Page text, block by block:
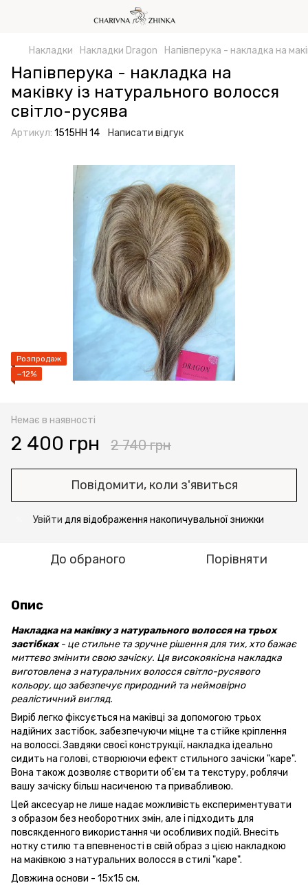
Накладки Накладки Dragon Напівперука - накладка на
Напівперука - накладка на
маківку із натурального волосся
світло-русява
Артикул: 1515HH 14 Написати відгук
Розпродаж
−12%
Немає в наявності
2 400 грн 2 740 грн
Повідомити, коли з'явиться
Увійти для відображення накопичувальної знижки
До обраного Порівняти
Опис
Накладка на маківку з натурального волосся на трьох
застібках- це стильне та зручне рішення для тих, хто бажає
миттєво змінити свою зачіску. Ця високоякісна накладка
виготовлена з натуральних волосся світло-русявого
кольору, що забезпечує природний та неймовірно
реалістичний вигляд.
Виріб легко фіксується на маківці за допомогою трьох
надійних застібок, забезпечуючи міцне та стійке кріплення
на волоссі. Завдяки своєї конструкції, накладка ідеально
сидить на голові, створюючи ефект стильного зачіски "каре".
Вона також дозволяє створити об'єм та текстуру, роблячи
вашу зачіску більш насиченою та привабливою.
Цей аксесуар не лише надає можливість експериментувати
з образом без необоротних змін, але і підходить для
повсякденного використання чи особливих подій. Внесіть
нотку стилю та впевненості в свій образ з цією накладкою
на маківкою з натуральних волосся в стилі "каре".
Довжина основи - 15x15 см.